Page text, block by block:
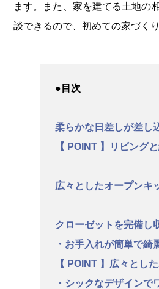
ます。また、家を建てる土地の
談できるので、初めての家づく
●目次
柔らかな日差しが差し
【 POINT 】リビング
広々としたオープンキ
クローゼットを完備し
・お手入れが簡単で綺
【 POINT 】広々とし
・シックなデザインで